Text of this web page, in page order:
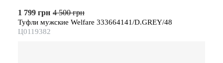
1 799 грн 4 500 грн
Туфли мужские Welfare 333664141/D.GREY/48
Ц0119382